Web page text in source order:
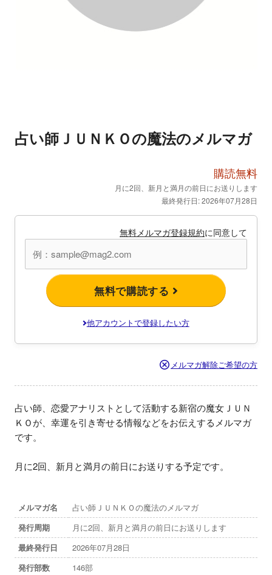
占い師ＪＵＮＫＯの魔法のメルマガ
購読無料
月に2回、新月と満月の前日にお送りします
最終発行日: 2026年07月28日
無料メルマガ登録規約に同意して
無料で購読する
他アカウントで登録したい方
メルマガ解除ご希望の方
占い師、恋愛アナリストとして活動する新宿の魔女ＪＵＮ
ＫＯが、幸運を引き寄せる情報などをお伝えするメルマガ
です。
月に2回、新月と満月の前日にお送りする予定です。
メルマガ名
占い師ＪＵＮＫＯの魔法のメルマガ
発行周期
月に2回、新月と満月の前日にお送りします
最終発行日
2026年07月28日
発行部数
146部